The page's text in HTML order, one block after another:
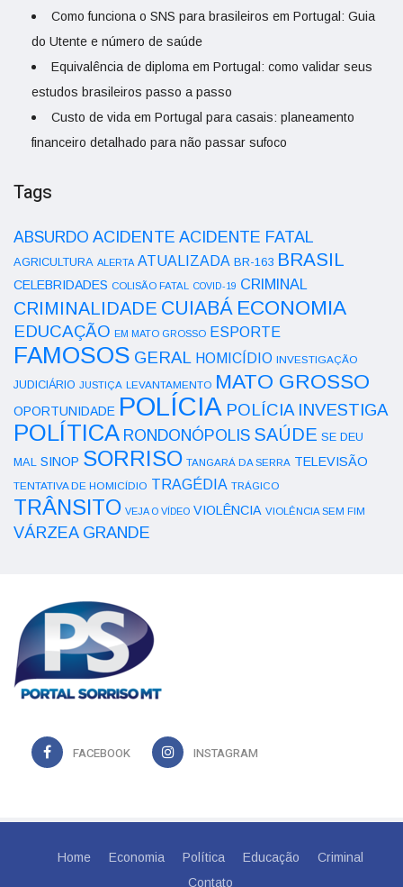
Como funciona o SNS para brasileiros em Portugal: Guia
do Utente e número de saúde
Equivalência de diploma em Portugal: como validar seus
estudos brasileiros passo a passo
Custo de vida em Portugal para casais: planeamento
financeiro detalhado para não passar sufoco
Tags
ABSURDO ACIDENTE ACIDENTE FATAL
AGRICULTURA ALERTA ATUALIZADA BR-163 BRASIL
CELEBRIDADES COLISÃO FATAL COVID-19 CRIMINAL
CRIMINALIDADE CUIABÁ ECONOMIA
EDUCAÇÃO EM MATO GROSSO ESPORTE
FAMOSOS GERAL HOMICÍDIO INVESTIGAÇÃO
JUDICIÁRIO JUSTIÇA LEVANTAMENTO MATO GROSSO
OPORTUNIDADE POLÍCIA POLÍCIA INVESTIGA
POLÍTICA RONDONÓPOLIS SAÚDE SE DEU
MAL SINOP SORRISO TANGARÁ DA SERRA TELEVISÃO
TENTATIVA DE HOMICÍDIO TRAGÉDIA TRÁGICO
TRÂNSITO VEJA O VÍDEO VIOLÊNCIA VIOLÊNCIA SEM FIM
VÁRZEA GRANDE
FACEBOOK INSTAGRAM
Home Economia Política Educação
Criminal
Contato